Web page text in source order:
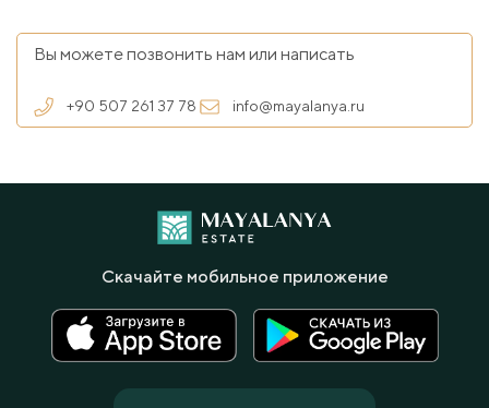
Вы можете позвонить нам или написать
+90 507 261 37 78 info@mayalanya.ru
Скачайте мобильное приложение